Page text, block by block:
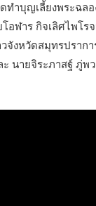
ดทำบุญเลี้ยงพระฉ
อฬาร กิจเลิศไพโร
จังหวัดสมุทรปรา
นายจิระภาสฐ์ ภู่พ